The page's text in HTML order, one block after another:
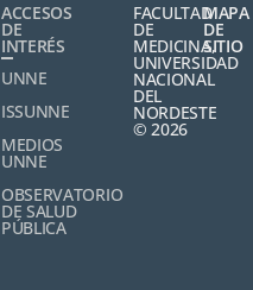
ACCESOS
DE
INTERÉS
UNNE
ISSUNNE
MEDIOS
UNNE
OBSERVATORIO
DE SALUD
PÚBLICA
FACULTAD
DE
MEDICINA,
UNIVERSIDAD
NACIONAL
DEL
NORDESTE
© 2026
MAPA
DE
SITIO